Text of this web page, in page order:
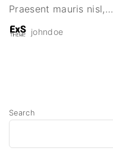
Praesent mauris nisl,…
johndoe
Search